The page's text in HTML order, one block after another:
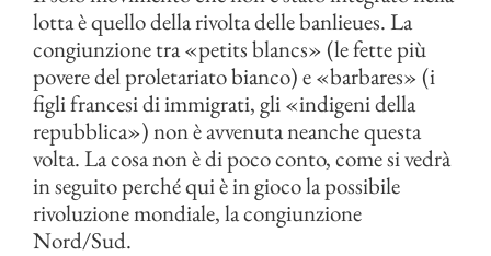
lotta è quello della rivolta delle banlieues. La
congiunzione tra «petits blancs» (le fette più
povere del proletariato bianco) e «barbares» (i
figli francesi di immigrati, gli «indigeni della
repubblica») non è avvenuta neanche questa
volta. La cosa non è di poco conto, come si vedrà
in seguito perché qui è in gioco la possibile
rivoluzione mondiale, la congiunzione
Nord/Sud.